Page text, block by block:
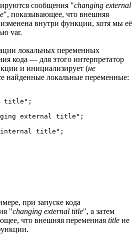
сообщения "changing external
", показывающее, что внешняя
внутри функции, хотя мы её
var.
локальных переменных
кода — для этого интерпретатор
и инициализирует (не
найденные локальные переменные:
title";
при запуске кода
"changing external title", а затем
что внешняя переменная title не